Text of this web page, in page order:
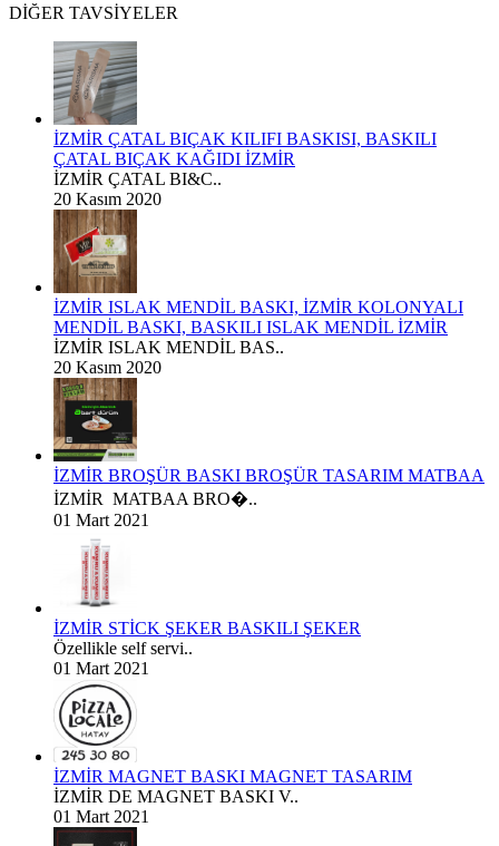
DİĞER TAVSİYELER
İZMİR ÇATAL BIÇAK KILIFI BASKISI, BASKILI
ÇATAL BIÇAK KAĞIDI İZMİR
İZMİR ÇATAL BI&C..
20 Kasım 2020
İZMİR ISLAK MENDİL BASKI, İZMİR KOLONYALI
MENDİL BASKI, BASKILI ISLAK MENDİL İZMİR
İZMİR ISLAK MENDİL BAS..
20 Kasım 2020
İZMİR BROŞÜR BASKI BROŞÜR TASARIM MATBAA
İZMİR MATBAA BRO�..
01 Mart 2021
İZMİR STİCK ŞEKER BASKILI ŞEKER
Özellikle self servi..
01 Mart 2021
İZMİR MAGNET BASKI MAGNET TASARIM
İZMİR DE MAGNET BASKI V..
01 Mart 2021